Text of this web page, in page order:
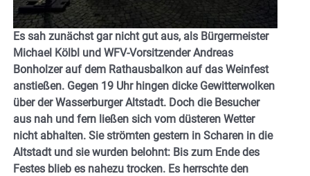
Es sah zunächst gar nicht gut aus, als Bürgermeister
Michael Kölbl und WFV-Vorsitzender Andreas
Bonholzer auf dem Rathausbalkon auf das Weinfest
anstießen. Gegen 19 Uhr hingen dicke Gewitterwolken
über der Wasserburger Altstadt. Doch die Besucher
aus nah und fern ließen sich vom düsteren Wetter
nicht abhalten. Sie strömten gestern in Scharen in die
Altstadt und sie wurden belohnt: Bis zum Ende des
Festes blieb es nahezu trocken. Es herrschte den